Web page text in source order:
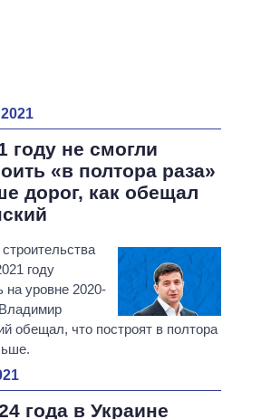
году не смогли
«в полтора раза»
дорог, как обещал
году
на уровне 2020-
обещал, что построят в полтора
года в Украине